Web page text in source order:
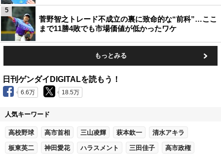
菅野智之トレード不成立の裏に致命的な“前科”…ここ
まで11勝4敗でも市場価値が低かったワケ
5
もっとみる
日刊ゲンダイDIGITALを読もう！
6.6万 18.5万
人気キーワード
高校野球 高市首相 三山凌輝 萩本欽一 清水アキラ
板東英二 神田愛花 ハラスメント 三田佳子 高市政権